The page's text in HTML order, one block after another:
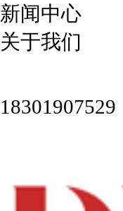
新闻中心
关于我们
18301907529